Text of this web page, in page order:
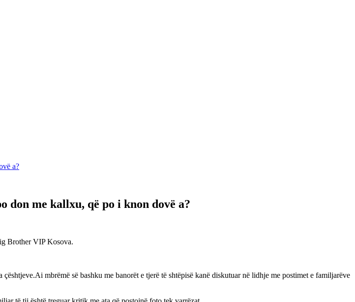
a?
me kallxu, që po i knon dovë a?
Brother VIP Kosova.
mbrëmë së bashku me banorët e tjerë të shtëpisë kanë diskutuar në lidhje me postimet e familjarëve